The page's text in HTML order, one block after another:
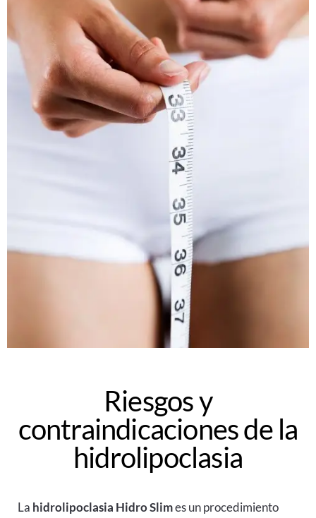
Riesgos y
contraindicaciones de la
hidrolipoclasia
La hidrolipoclasia Hidro Slimes un procedimiento